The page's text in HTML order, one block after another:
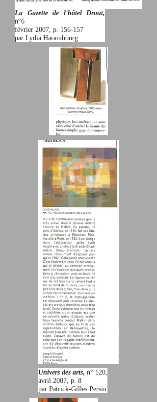
La Gazette de l'hôtel Drout,
n°6
février 2007, p. 156-157
par Lydia Harambourg
Univers des arts, n° 120,
avril 2007, p. 8
par Patrick-Gilles Persin